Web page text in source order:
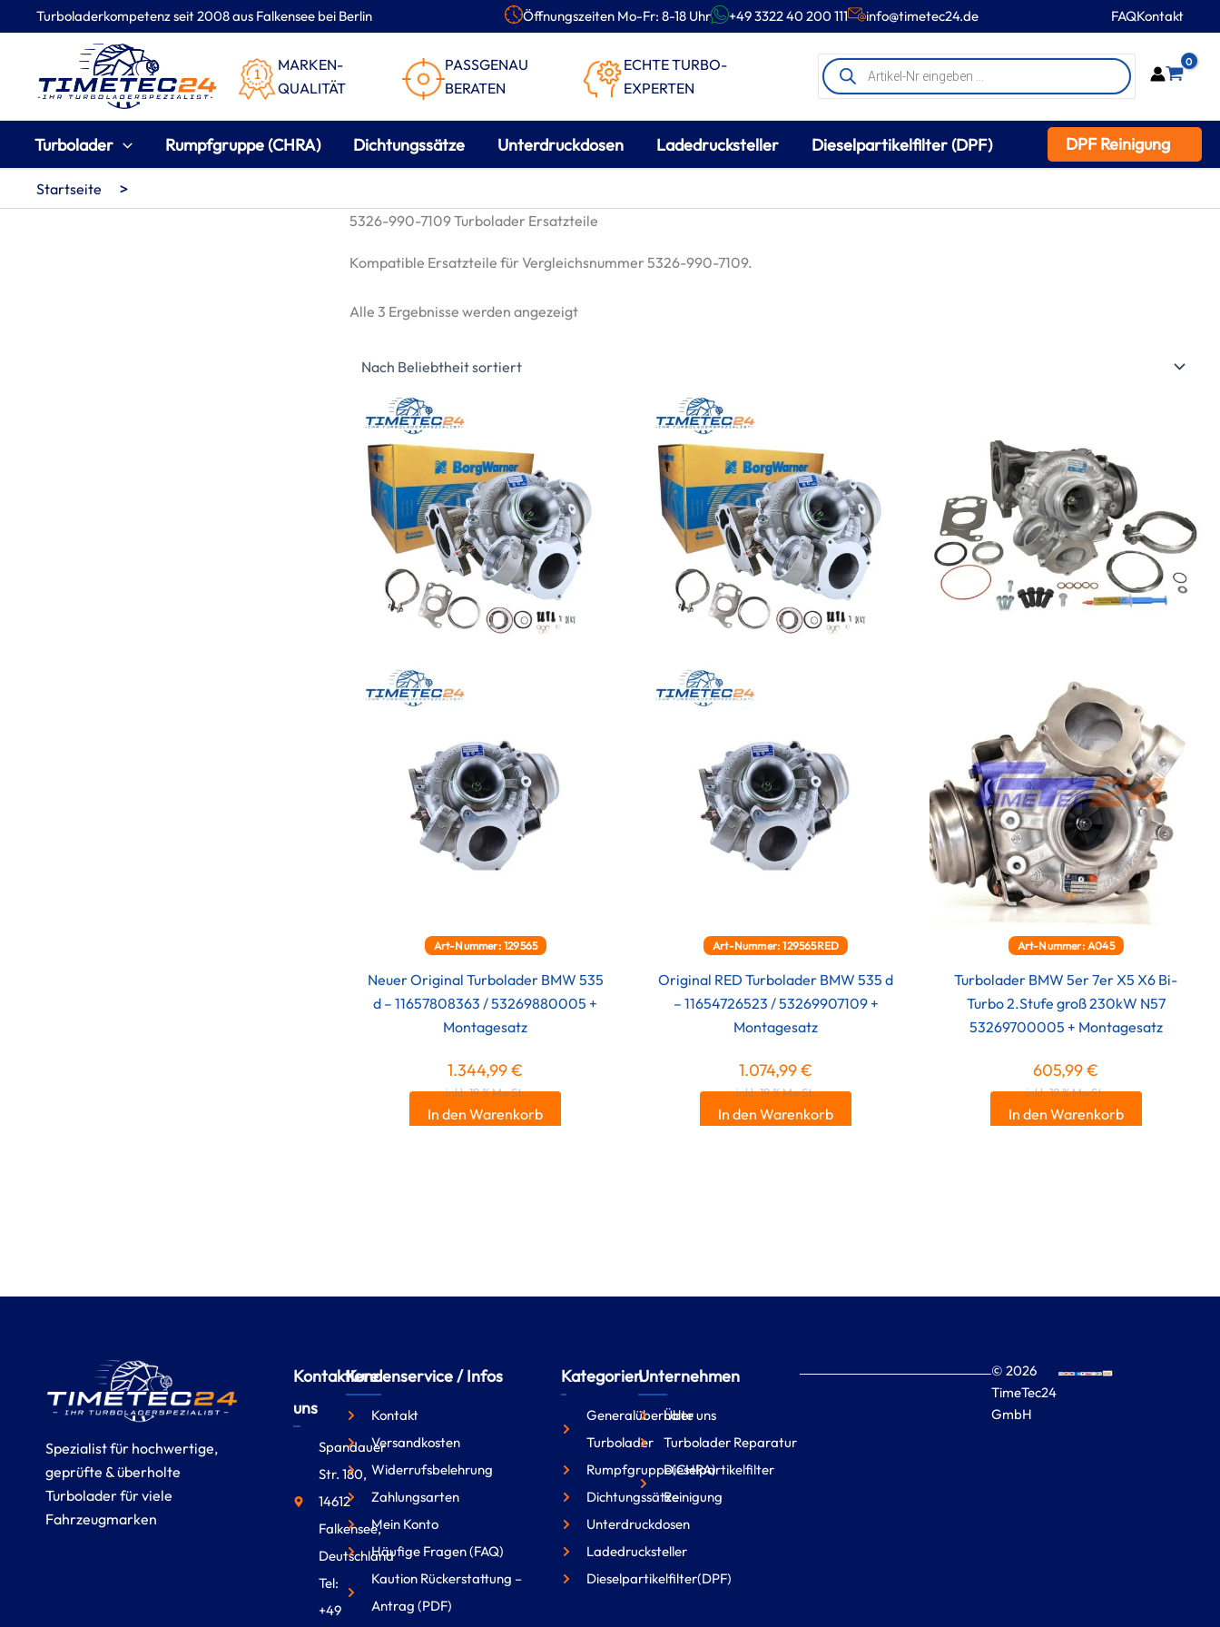
Turboladerkompetenz seit 2008 aus Falkensee bei Berlin Öffnungszeiten Mo-Fr: 8-18 Uhr +49 3322 40 200 111 info@timetec24.de FAQKontakt
MARKEN-
QUALITÄT
PASSGENAU
BERATEN
ECHTE TURBO-
EXPERTEN
Products
search
0
Turbolader Rumpfgruppe (CHRA) Dichtungssätze Unterdruckdosen Ladedrucksteller Dieselpartikelfilter (DPF) DPF Reinigung
Inhalt
Startseite >
5326-990-7109 Turbolader Ersatzteile
Kompatible Ersatzteile für Vergleichsnummer 5326-990-7109.
Alle 3 Ergebnisse werden angezeigtNach
Art-Nummer: 129565
Neuer Original Turbolader BMW 535
d – 11657808363 / 53269880005 +
Montagesatz
1.344,99€
inkl. 19 % MwSt.
In den Warenkorb
Art-Nummer: 129565RED
Original RED Turbolader BMW 535 d
– 11654726523 / 53269907109 +
Montagesatz
1.074,99€
inkl. 19 % MwSt.
In den Warenkorb
Art-Nummer: A045
Turbolader BMW 5er 7er X5 X6 Bi-
Turbo 2.Stufe groß 230kW N57
53269700005 + Montagesatz
605,99€
inkl. 19 % MwSt.
In den Warenkorb
Spezialist für hochwertige,
geprüfte & überholte
Turbolader für viele
Fahrzeugmarken
Kontaktiere
uns
Spandauer
Str. 180,
14612
Falkensee,
Deutschland
Tel:
+49
Kundenservice / Infos
Kontakt
Versandkosten
Widerrufsbelehrung
Zahlungsarten
Mein Konto
Häufige Fragen (FAQ)
Kaution Rückerstattung –
Antrag (PDF)
Kategorien
Generalüberholte
Turbolader
Rumpfgruppe(CHRA)
Dichtungssätze
Unterdruckdosen
Ladedrucksteller
Dieselpartikelfilter(DPF)
Unternehmen
Über uns
Turbolader Reparatur
Dieselpartikelfilter
Reinigung
© 2026
TimeTec24
GmbH